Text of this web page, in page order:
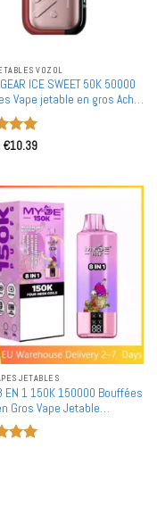
VOZOL
ICE SWEET 50K 50000
Vape jetable en gros Achat
Entrepôt européen
5sur
€10.39
JETABLES
EN 1 150K 150000 Bouffées
Gros Vape Jetable
Entrepôt Européen Gros